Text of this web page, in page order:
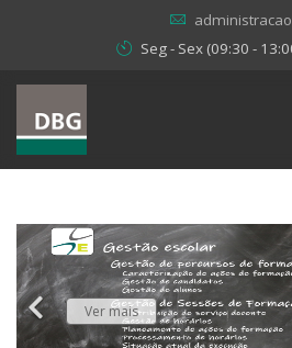
Seg - Sex (09:30 -
Ver mais